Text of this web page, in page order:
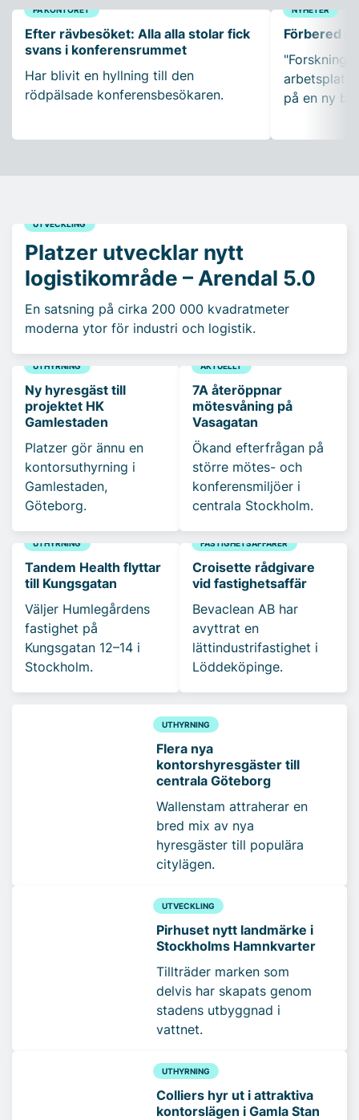
PÅ KONTORET
Efter rävbesöket: Alla alla stolar fick
svans i konferensrummet
Har blivit en hyllning till den
rödpälsade konferensbesökaren.
NYHETER
Förbered
"Forskning
på en ny
UTVECKLING
Platzer utvecklar nytt
logistikområde – Arendal 5.0
En satsning på cirka 200 000 kvadratmeter
moderna ytor för industri och logistik.
UTHYRNING
Ny hyresgäst till
projektet HK
Gamlestaden
Platzer gör ännu en
kontorsuthyrning i
Gamlestaden,
Göteborg.
AKTUELLT
7A återöppnar
mötesvåning på
Vasagatan
Ökand efterfrågan på
större mötes- och
konferensmiljöer i
centrala Stockholm.
UTHYRNING
Tandem Health flyttar
till Kungsgatan
Väljer Humlegårdens
fastighet på
Kungsgatan 12–14 i
Stockholm.
FASTIGHETSAFFÄRER
Croisette rådgivare
vid fastighetsaffär
Bevaclean AB har
avyttrat en
lättindustrifastighet i
Löddeköpinge.
UTHYRNING
Flera nya
kontorshyresgäster till
centrala Göteborg
Wallenstam attraherar en
bred mix av nya
hyresgäster till populära
citylägen.
UTVECKLING
Pirhuset nytt landmärke i
Stockholms Hamnkvarter
Tillträder marken som
delvis har skapats genom
stadens utbyggnad i
vattnet.
UTHYRNING
Colliers hyr ut i attraktiva
kontorslägen i Gamla Stan